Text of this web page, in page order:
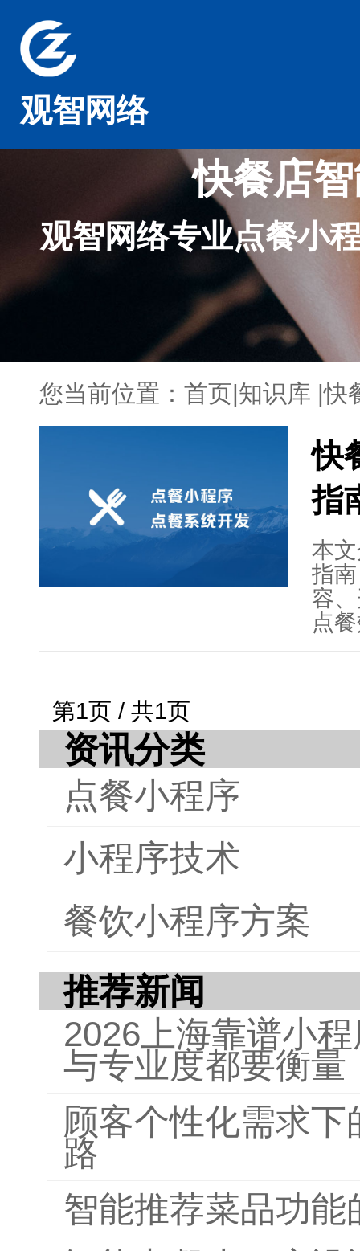
观智网络
快餐店
观智网络专业点餐小
您当前位置： 首页|知识库 |快
快
指
本
指
容
点
户
第1页 / 共1页
资讯分类
点餐小程序
小程序技术
餐饮小程序方案
推荐新闻
2026上海靠谱小
与专业度都要衡量
顾客个性化需求
路
智能推荐菜品功